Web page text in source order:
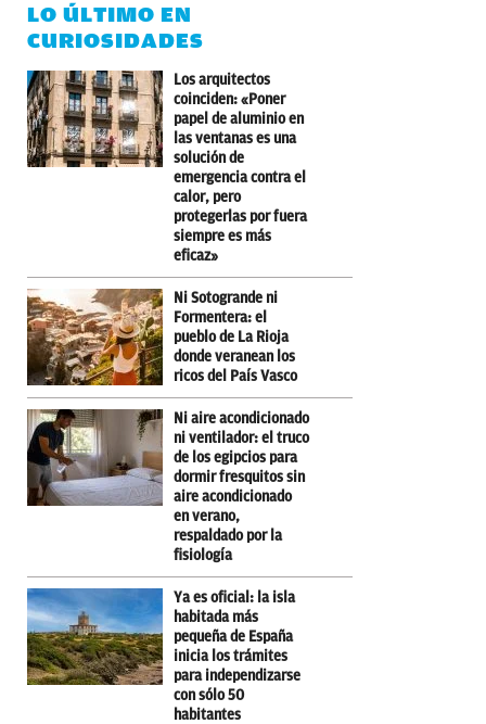
LO ÚLTIMO EN
CURIOSIDADES
Los arquitectos
coinciden: «Poner
papel de aluminio en
las ventanas es una
solución de
emergencia contra el
calor, pero
protegerlas por fuera
siempre es más
eficaz»
Ni Sotogrande ni
Formentera: el
pueblo de La Rioja
donde veranean los
ricos del País Vasco
Ni aire acondicionado
ni ventilador: el truco
de los egipcios para
dormir fresquitos sin
aire acondicionado
en verano,
respaldado por la
fisiología
Ya es oficial: la isla
habitada más
pequeña de España
inicia los trámites
para independizarse
con sólo 50
habitantes